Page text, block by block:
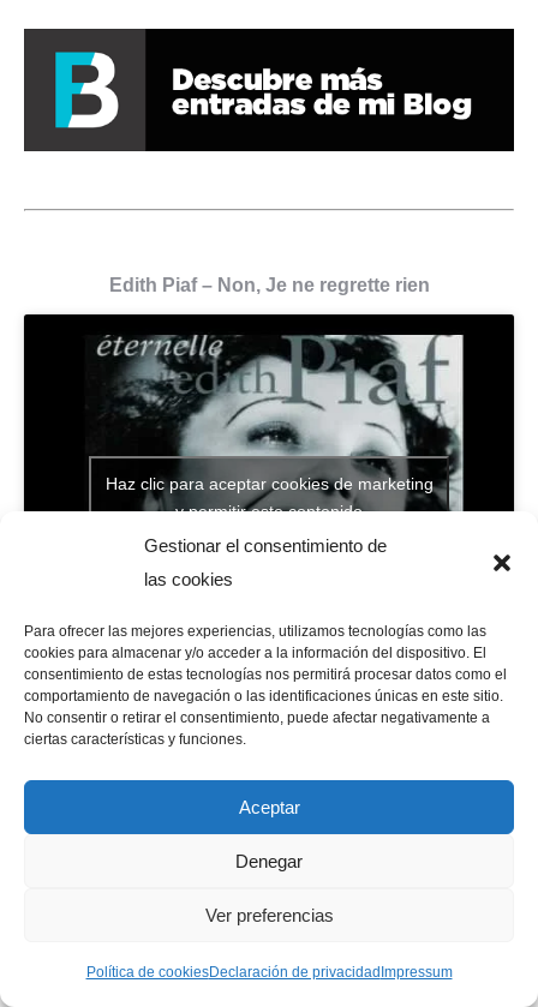
Gestionar el consentimiento de
las cookies
Para ofrecer las mejores experiencias, utilizamos tecnologías como las
cookies para almacenar y/o acceder a la información del dispositivo. El
consentimiento de estas tecnologías nos permitirá procesar datos como el
comportamiento de navegación o las identificaciones únicas en este sitio.
No consentir o retirar el consentimiento, puede afectar negativamente a
ciertas características y funciones.
Aceptar
Denegar
Ver preferencias
Política de cookiesDeclaración de privacidad Impressum
Edith Piaf – Non, Je ne regrette rien
Haz clic para aceptar cookies de marketing
y permitir este contenido